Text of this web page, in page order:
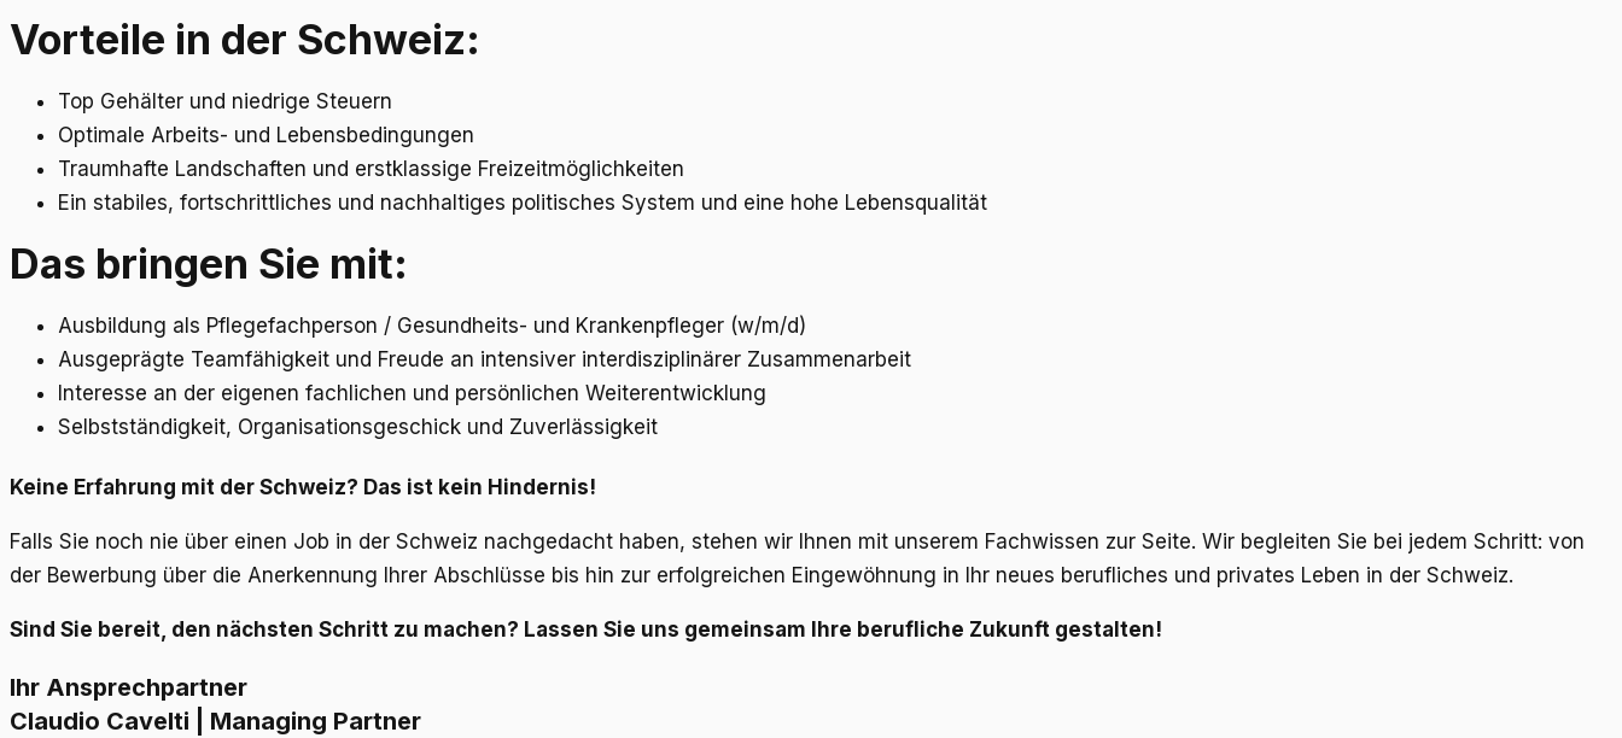
Vorteile in der Schweiz:
Top Gehälter und niedrige Steuern
Optimale Arbeits- und Lebensbedingungen
Traumhafte Landschaften und erstklassige Freizeitmöglichkeiten
Ein stabiles, fortschrittliches und nachhaltiges politisches System und eine hohe Lebensqualität
Das bringen Sie mit:
Ausbildung als Pflegefachperson / Gesundheits- und Krankenpfleger (w/m/d)
Ausgeprägte Teamfähigkeit und Freude an intensiver interdisziplinärer Zusammenarbeit
Interesse an der eigenen fachlichen und persönlichen Weiterentwicklung
Selbstständigkeit, Organisationsgeschick und Zuverlässigkeit
Keine Erfahrung mit der Schweiz? Das ist kein Hindernis!
Falls Sie noch nie über einen Job in der Schweiz nachgedacht haben, stehen wir Ihnen mit unserem Fachwissen zur Seite. Wir begleiten Sie bei jedem Schritt: von
der Bewerbung über die Anerkennung Ihrer Abschlüsse bis hin zur erfolgreichen Eingewöhnung in Ihr neues berufliches und privates Leben in der Schweiz.
Sind Sie bereit, den nächsten Schritt zu machen? Lassen Sie uns gemeinsam Ihre berufliche Zukunft gestalten!
Ihr Ansprechpartner
Claudio Cavelti | Managing Partner